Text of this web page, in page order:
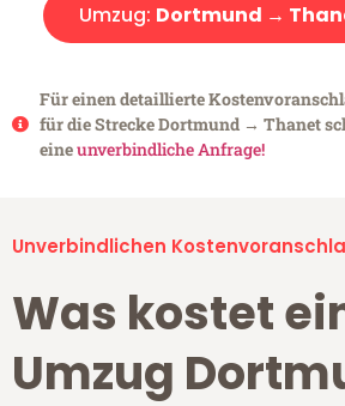
Umzug: Dortmund →
Für einen detaillierte
für die Strecke Dortmund → Thanet
eineunverbindliche Anfrage!
Unverbindlichen
Was kostet
Umzug